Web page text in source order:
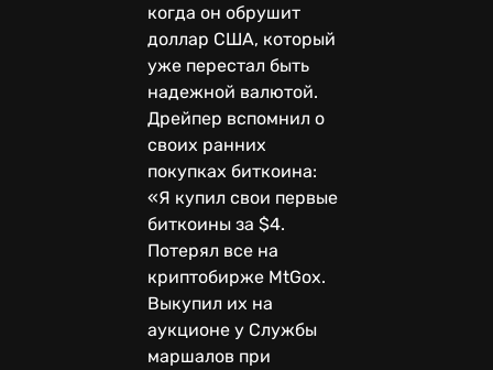
когда он обрушит
доллар США, который
уже перестал быть
надежной валютой.
Дрейпер вспомнил о
своих ранних
покупках биткоина:
«Я купил свои первые
биткоины за $4.
Потерял все на
криптобирже MtGox.
Выкупил их на
аукционе у Службы
маршалов при